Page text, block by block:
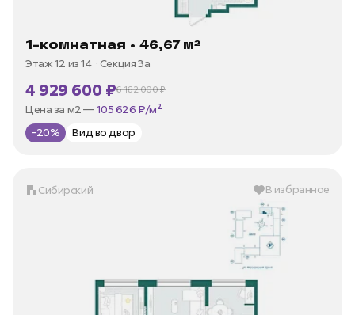
1-комнатная • 46,67 м²
Этаж 12 из 14 Секция 3а
4 929 600 ₽6 162 000 ₽
В ипотеку —от 23 644 ₽/мес
Цена за м2 —
-20% Вид во двор
Сибирский В избранное